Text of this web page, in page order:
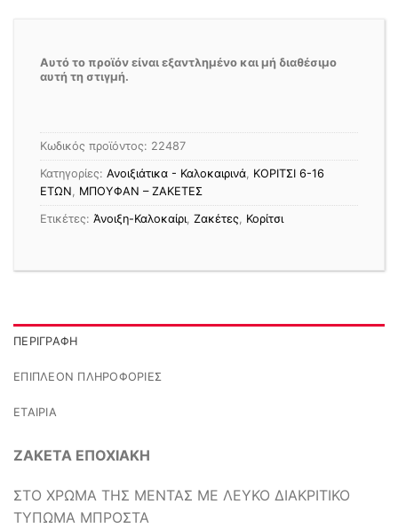
Αυτό το προϊόν είναι εξαντλημένο και μή διαθέσιμο
αυτή τη στιγμή.
Κωδικός προϊόντος: 22487
Κατηγορίες: Ανοιξιάτικα - Καλοκαιρινά ΚΟΡΙΤΣΙ 6-16
ΕΤΩΝ
ΜΠΟΥΦΑΝ – ΖΑΚΕΤΕΣ
Ετικέτες: Άνοιξη-Καλοκαίρι Ζακέτες Κορίτσι
ΠΕΡΙΓΡΑΦΉ
ΕΠΙΠΛΈΟΝ ΠΛΗΡΟΦΟΡΊΕΣ
ΕΤΑΙΡΊΑ
ΖΑΚΕΤΑ ΕΠΟΧΙΑΚΗ
ΣΤΟ ΧΡΩΜΑ ΤΗΣ ΜΕΝΤΑΣ ΜΕ ΛΕΥΚΟ ΔΙΑΚΡΙΤΙΚΟ
ΤΥΠΩΜΑ ΜΠΡΟΣΤΑ